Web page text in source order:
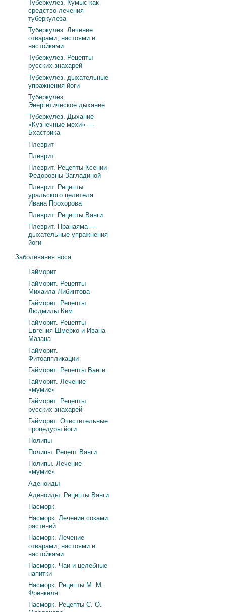
Туберкулез. Кумыс как
средство лечения
туберкулеза
Туберкулез. Лечение
отварами, настоями и
настойками
Туберкулез. Рецепты
русских знахарей
Туберкулез. дыхательные
упражнения йоги
Туберкулез.
Энергетическое дыхание
Туберкулез. Дыхание
«Кузнечные мехи» —
Бхастрика
Плеврит
Плеврит.
Плеврит. Рецепты Ксении
Федоровны Загладиной
Плеврит. Рецепты
уральского целителя
Ивана Прохорова
Плеврит. Рецепты Ванги
Плеврит. Пранаяма —
дыхательные упражнения
йоги
Заболевания носа
Гайморит
Гайморит. Рецепты
Михаила Либинтова
Гайморит. Рецепты
Людмилы Ким
Гайморит. Рецепты
Евгения Шмерко и Ивана
Мазана
Гайморит.
Фитоаппликации
Гайморит. Рецепты Ванги
Гайморит. Лечение
«мумие»
Гайморит. Рецепты
русских знахарей
Гайморит. Очистительные
процедуры йоги
Полипы
Полипы. Рецепт Ванги
Полипы. Лечение
«мумие»
Аденоиды
Аденоиды. Рецепты Ванги
Насморк
Насморк. Лечение соками
растений
Насморк. Лечение
отварами, настоями и
настойками
Насморк. Чаи и целебные
напитки
Насморк. Рецепты М. М.
Френкеля
Насморк. Рецепты С. О.